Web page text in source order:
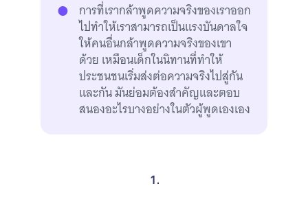
การที่เรากล้าพูดความจริงของเราออก
ไปทำให้เราสามารถเป็นแรงบันดาลใจ
ให้คนอื่นกล้าพูดความจริงของเขา
ด้วย เหมือนเด็กในนิทานที่ทำให้
ประชนชนเริ่มส่งต่อความจริงไปสู่กัน
และกัน มันย่อมต้องสำคัญและตอบ
สนองอะไรบางอย่างในตัวผู้พูดเองเอง
1.